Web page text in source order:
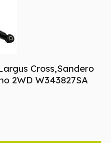
Cross,Sandero
2WD W343827SA